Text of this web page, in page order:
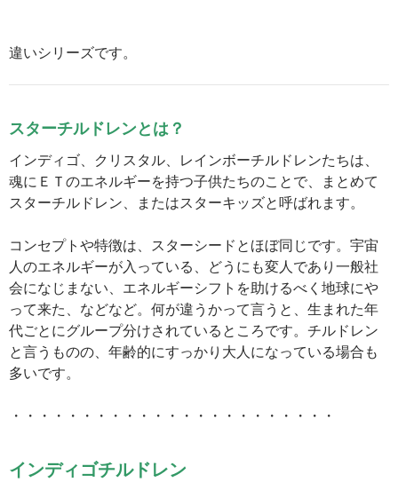
違いシリーズです。
スターチルドレンとは？
インディゴ、クリスタル、レインボーチルドレンたちは、
魂にＥＴのエネルギーを持つ子供たちのことで、まとめて
スターチルドレン、またはスターキッズと呼ばれます。
コンセプトや特徴は、スターシードとほぼ同じです。宇宙
人のエネルギーが入っている、どうにも変人であり一般社
会になじまない、エネルギーシフトを助けるべく地球にや
って来た、などなど。何が違うかって言うと、生まれた年
代ごとにグループ分けされているところです。チルドレン
と言うものの、年齢的にすっかり大人になっている場合も
多いです。
・・・・・・・・・・・・・・・・・・・・・・・
インディゴチルドレン